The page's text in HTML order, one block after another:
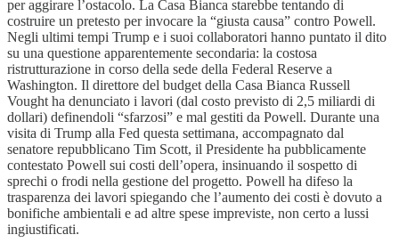
per aggirare l’ostacolo. La Casa Bianca starebbe tentando di
costruire un pretesto per invocare la “giusta causa” contro Powell.
Negli ultimi tempi Trump e i suoi collaboratori hanno puntato il dito
su una questione apparentemente secondaria: la costosa
ristrutturazione in corso della sede della Federal Reserve a
Washington. Il direttore del budget della Casa Bianca Russell
Vought ha denunciato i lavori (dal costo previsto di 2,5 miliardi di
dollari) definendoli “sfarzosi” e mal gestiti da Powell. Durante una
visita di Trump alla Fed questa settimana, accompagnato dal
senatore repubblicano Tim Scott, il Presidente ha pubblicamente
contestato Powell sui costi dell’opera, insinuando il sospetto di
sprechi o frodi nella gestione del progetto. Powell ha difeso la
trasparenza dei lavori spiegando che l’aumento dei costi è dovuto a
bonifiche ambientali e ad altre spese impreviste, non certo a lussi
ingiustificati.